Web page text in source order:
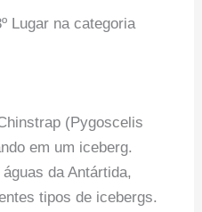
Lugar na categoria
(Pygoscelis
em um iceberg.
da Antártida,
tipos de icebergs.